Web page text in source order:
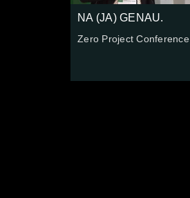
NA (JA) GENAU.
Zero Project Conference